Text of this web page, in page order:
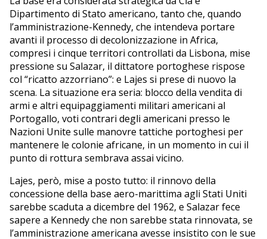
Dipartimento di Stato americano, tanto che, quando
l’amministrazione-Kennedy, che intendeva portare
avanti il processo di decolonizzazione in Africa,
compresi i cinque territori controllati da Lisbona, mise
pressione su Salazar, il dittatore portoghese rispose
col “ricatto azzorriano”: e Lajes si prese di nuovo la
scena. La situazione era seria: blocco della vendita di
armi e altri equipaggiamenti militari americani al
Portogallo, voti contrari degli americani presso le
Nazioni Unite sulle manovre tattiche portoghesi per
mantenere le colonie africane, in un momento in cui il
punto di rottura sembrava assai vicino.
Lajes, però, mise a posto tutto: il rinnovo della
concessione della base aero-marittima agli Stati Uniti
sarebbe scaduta a dicembre del 1962, e Salazar fece
sapere a Kennedy che non sarebbe stata rinnovata, se
l’amministrazione americana avesse insistito con le sue